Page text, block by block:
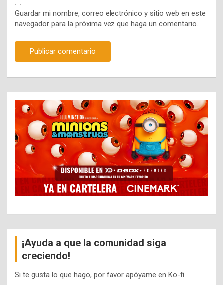
Guardar mi nombre, correo electrónico y sitio web en este
navegador para la próxima vez que haga un comentario.
¡Ayuda a que la comunidad siga
creciendo!
Si te gusta lo que hago, por favor apóyame en Ko-fi